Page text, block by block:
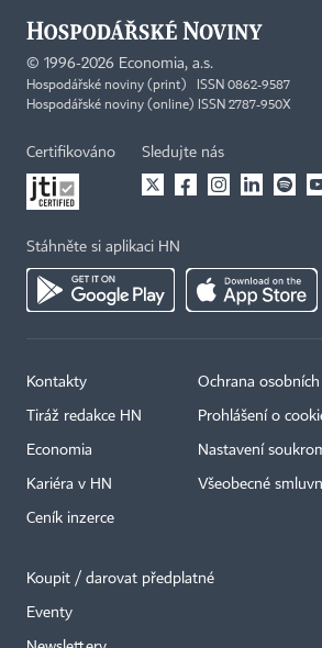
© 1996-2026 Economia, a.s.
Hospodářské noviny (print) ISSN 0862-9587
Hospodářské noviny (online) ISSN 2787-950X
Certifikováno Sledujte nás
Stáhněte si aplikaci HN
Kontakty
Tiráž redakce HN
Economia
Kariéra v HN
Ceník inzerce
Ochrana
Prohlášení o
Nastavení
Všeobecné
Koupit / darovat předplatné
Eventy